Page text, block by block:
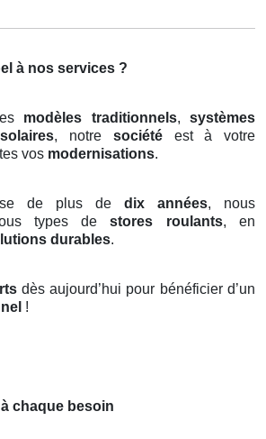
à nos services ?
modèles traditionnels, systèmes
solaires, notre sociétéest à votre
vos modernisations.
de plus de dix années, nous
types destores roulants, en
durables.
dès aujourd’hui pour bénéficier d’un
!
chaque besoin